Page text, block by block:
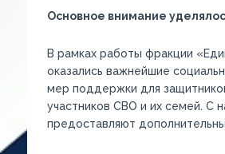
Основное внимание
В рамках работы фракции
оказались важнейшие
мер поддержки для
участников СВО и их семей. С
предоставляют